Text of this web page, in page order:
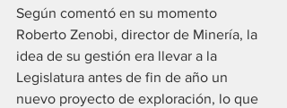
Según comentó en su momento
Roberto Zenobi, director de Minería, la
idea de su gestión era llevar a la
Legislatura antes de fin de año un
nuevo proyecto de exploración, lo que